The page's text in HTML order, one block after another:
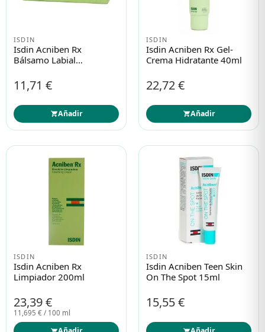
ISDIN
Isdin Acniben Rx
Bálsamo Labial
11,71 €
Añadir
ISDIN
Isdin Acniben Rx Gel-
Crema Hidratante 40ml
22,72 €
Añadir
ISDIN
Isdin Acniben Rx
Limpiador 200ml
23,39 €
11,695 € / 100 ml
ISDIN
Isdin Acniben Teen Skin
On The Spot 15ml
15,55 €